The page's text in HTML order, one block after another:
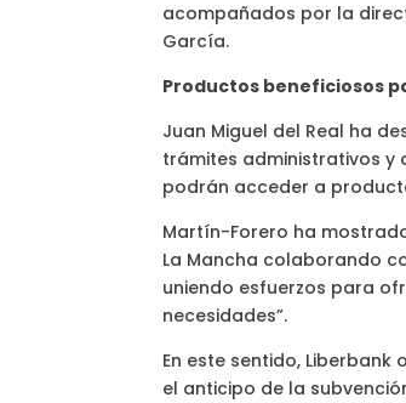
acompañados por la
García.
Productos beneficiosos
Juan Miguel del Real ha
trámites administrativos y
podrán acceder a
Martín-Forero ha
La Mancha colaborando
uniendo esfuerzos para
necesidades”.
En este sentido,
el anticipo de la